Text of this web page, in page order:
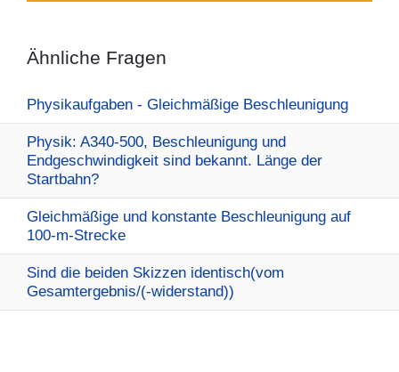
Ähnliche Fragen
Physikaufgaben - Gleichmäßige Beschleunigung
Physik: A340-500, Beschleunigung und
Endgeschwindigkeit sind bekannt. Länge der
Startbahn?
Gleichmäßige und konstante Beschleunigung auf
100-m-Strecke
Sind die beiden Skizzen identisch(vom
Gesamtergebnis/(-widerstand))